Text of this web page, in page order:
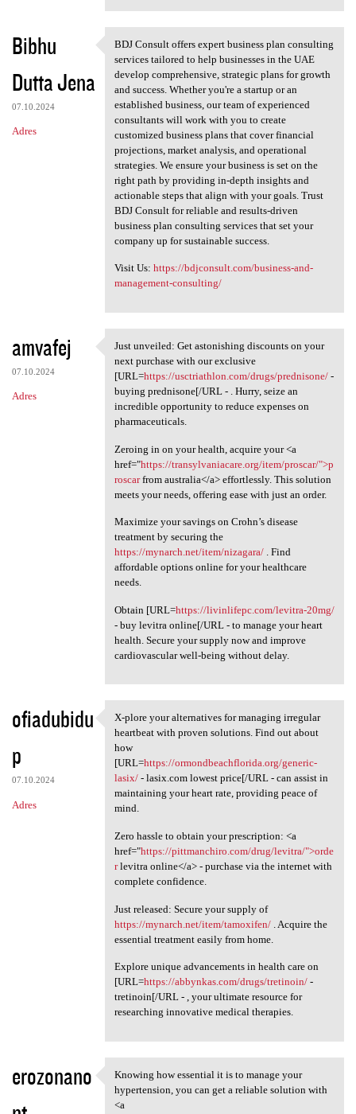
Bibhu
Dutta Jena
07.10.2024
Adres
BDJ Consult offers expert
BDJ Consult offers expert business plan consulting
services tailored to help businesses in the UAE
develop comprehensive, strategic plans for growth
and success. Whether you're a startup or an
established business, our team of experienced
consultants will work with you to create
customized business plans that cover financial
projections, market analysis, and operational
strategies. We ensure your business is set on the
right path by providing in-depth insights and
actionable steps that align with your goals. Trust
BDJ Consult for reliable and results-driven
business plan consulting services that set your
company up for sustainable success.
Visit Us: https://bdjconsult.com/business-and-
management-consulting/
amvafej
07.10.2024
Adres
Just unveiled: Get
Just unveiled: Get astonishing discounts on your
next purchase with our exclusive
[URL=https://usctriathlon.com/drugs/prednisone/-
buying prednisone[/URL - . Hurry, seize an
incredible opportunity to reduce expenses on
pharmaceuticals.
Zeroing in on your health, acquire your <a
href="https://transylvaniacare.org/item/proscar/">p
roscarfrom australia</a> effortlessly. This solution
meets your needs, offering ease with just an order.
Maximize your savings on Crohn’s disease
treatment by securing the
https://mynarch.net/item/nizagara/. Find
affordable options online for your healthcare
needs.
Obtain [URL=https://livinlifepc.com/levitra-20mg/
- buy levitra online[/URL - to manage your heart
health. Secure your supply now and improve
cardiovascular well-being without delay.
ofiadubidu
p
07.10.2024
Adres
X-plore your alternatives for
X-plore your alternatives for managing irregular
heartbeat with proven solutions. Find out about
how
[URL=https://ormondbeachflorida.org/generic-
lasix/- lasix.com lowest price[/URL - can assist in
maintaining your heart rate, providing peace of
mind.
Zero hassle to obtain your prescription: <a
href="https://pittmanchiro.com/drug/levitra/">orde
rlevitra online</a> - purchase via the internet with
complete confidence.
Just released: Secure your supply of
https://mynarch.net/item/tamoxifen/. Acquire the
essential treatment easily from home.
Explore unique advancements in health care on
[URL=https://abbynkas.com/drugs/tretinoin/-
tretinoin[/URL - , your ultimate resource for
researching innovative medical therapies.
erozonano
Knowing how essential it is
Knowing how essential it is to manage your
hypertension, you can get a reliable solution with
<a